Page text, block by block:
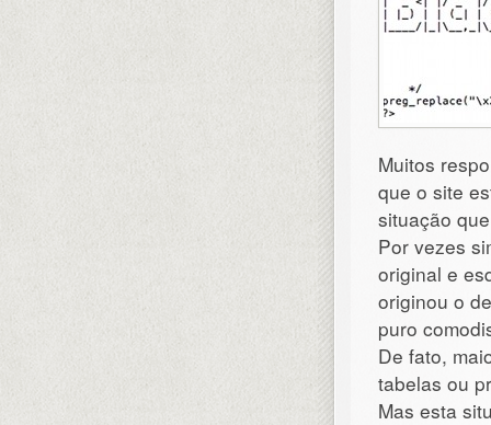
Muitos
que o site
situação
Por vezes
original e
originou o
puro
De fato,
tabelas ou
Mas esta